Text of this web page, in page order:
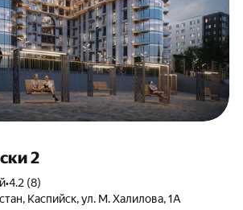
2
•4.2 (8)
Каспийск, ул. М. Халилова, 1А